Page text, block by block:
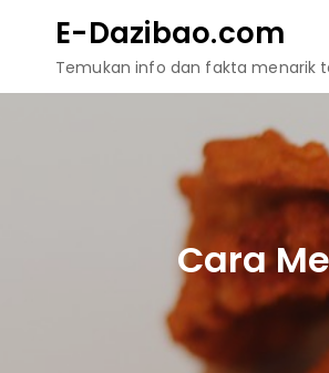
content
E-Dazibao.com
Temukan info dan fakta menarik
Cara